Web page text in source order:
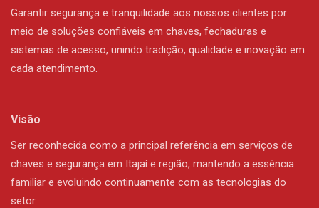
Garantir segurança e tranquilidade aos nossos clientes por
meio de soluções confiáveis em chaves, fechaduras e
sistemas de acesso, unindo tradição, qualidade e inovação em
cada atendimento.
Visão
Ser reconhecida como a principal referência em serviços de
chaves e segurança em Itajaí e região, mantendo a essência
familiar e evoluindo continuamente com as tecnologias do
setor.